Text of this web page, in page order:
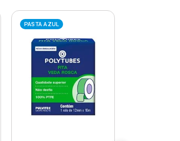
PASTA AZUL